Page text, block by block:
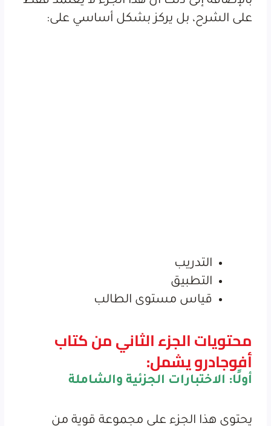
على الشرح، بل يركز بشكل أساسي على:
التدريب
التطبيق
قياس مستوى الطالب
محتويات الجزء الثاني من كتاب
أفوجادرو يشمل:
أولًا: الاختبارات الجزئية والشاملة
يحتوي هذا الجزء على مجموعة قوية من